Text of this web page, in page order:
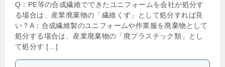
Q：PE等の合成繊維でできたユニフォームを会社が処分す
る場合は、産業廃棄物の「繊維くず」として処分すれば良
い？A：合成繊維製のユニフォームや作業服を廃棄物として
処分する場合は、産業廃棄物の「廃プラスチック類」とし
て処分す […]